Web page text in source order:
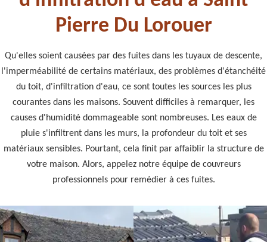
Pierre Du Lorouer
Qu'elles soient causées par des fuites dans les tuyaux de descente,
l'imperméabilité de certains matériaux, des problèmes d'étanchéité
du toit, d'infiltration d'eau, ce sont toutes les sources les plus
courantes dans les maisons. Souvent difficiles à remarquer, les
causes d'humidité dommageable sont nombreuses. Les eaux de
pluie s'infiltrent dans les murs, la profondeur du toit et ses
matériaux sensibles. Pourtant, cela finit par affaiblir la structure de
votre maison. Alors, appelez notre équipe de couvreurs
professionnels pour remédier à ces fuites.